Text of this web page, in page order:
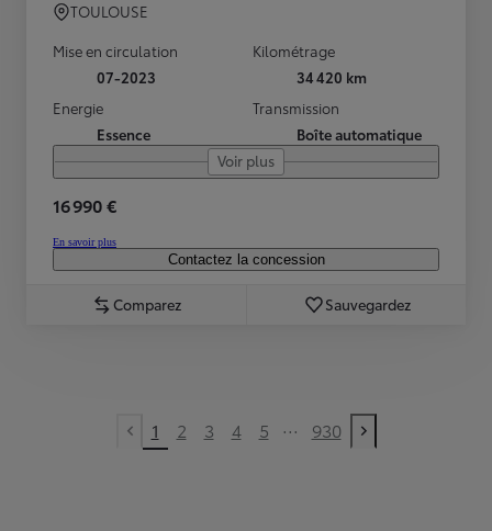
TOULOUSE
Mise en circulation
07-2023
Kilométrage
34 420 km
Energie
Essence
Transmission
Boîte automatique
Voir plus
16 990 €
En savoir plus
Contactez la concession
Comparez Sauvegardez
Previous page
1 2 3 4 5 ... 930
Next page